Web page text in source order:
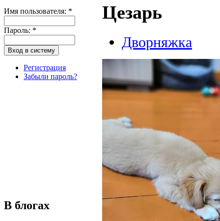
Имя пользователя: *
Пароль: *
Регистрация
Забыли пароль?
В блогах
Цезарь
Дворняжка